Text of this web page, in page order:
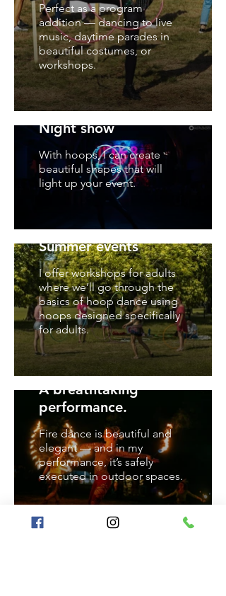
Perfect as a program
addition — dancing to live
music, daytime parades in
beautiful costumes, or
workshops.
Night show
With hoops, I can create
beautiful shapes that will
light up your event.
Summer events
I offer workshops for adults
where we’ll go through the
basics of hoop dance using
hoops designed specifically
for adults.
A breathtaking
performance.
Fire dance is beautiful and
elegant — and in my
performance, it’s safely
executed in outdoor spaces.